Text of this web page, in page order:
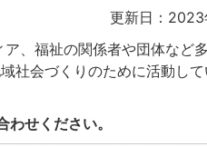
更新日：2023
、福祉の関係者や団体など
社会づくりのために活動して
せください。